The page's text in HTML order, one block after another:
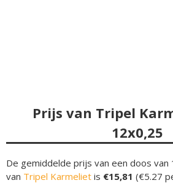
Prijs van Tripel
12x0,25
De gemiddelde prijs van een doos
van Tripel Karmeliet is €15,81 (€5.27